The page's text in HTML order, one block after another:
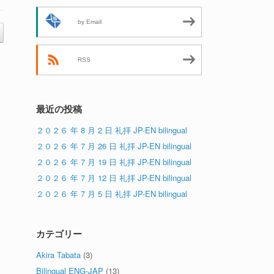
by Email
RSS
最近の投稿
２０２６ 年 8 月 2 日 礼拝 JP-EN bilingual
２０２６ 年 7 月 26 日 礼拝 JP-EN bilingual
２０２６ 年 7 月 19 日 礼拝 JP-EN bilingual
２０２６ 年 7 月 12 日 礼拝 JP-EN bilingual
２０２６ 年 7 月 5 日 礼拝 JP-EN bilingual
カテゴリー
Akira Tabata (3)
Bilingual ENG-JAP (13)